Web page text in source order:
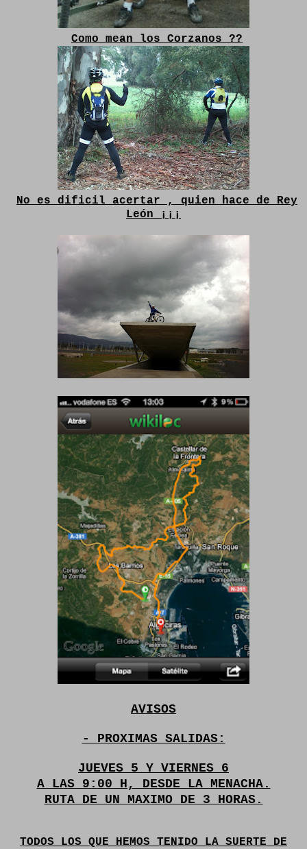
Como mean los Corzanos ??
No es dificil acertar , quien hace de Rey
León ¡¡¡
AVISOS
- PROXIMAS SALIDAS:
JUEVES 5 Y VIERNES 6
A LAS 9:00 H, DESDE LA MENACHA.
RUTA DE UN MAXIMO DE 3 HORAS.
TODOS LOS QUE HEMOS TENIDO LA SUERTE DE